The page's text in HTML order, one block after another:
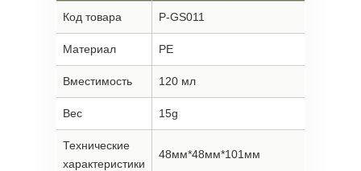
Код товара P-GS011
Материал PE
Вместимость 120 мл
Вес 15g
Технические
характеристики
48мм*48мм*101мм